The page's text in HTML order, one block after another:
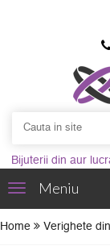
Bijuterii din aur
ToggleMeniu
Home Verighete